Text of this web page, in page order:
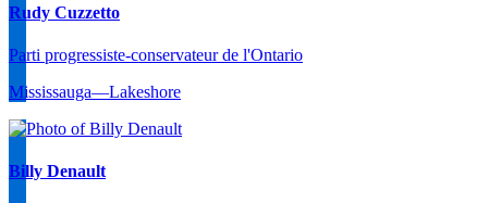
Rudy Cuzzetto
Parti progressiste-conservateur de l'Ontario
Mississauga—Lakeshore
Billy Denault